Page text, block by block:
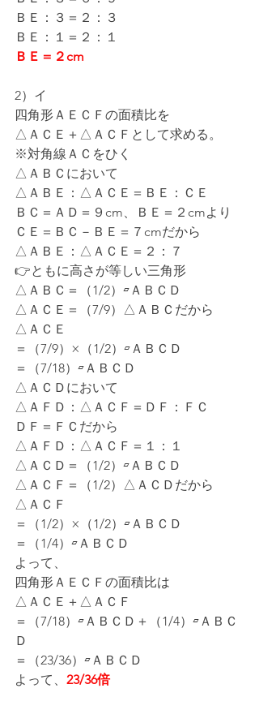
ＢＥ：３＝２：３
ＢＥ：１＝２：１
ＢＥ＝２cm
2）イ
四角形ＡＥＣＦの面積比を
△ＡＣＥ＋△ＡＣＦとして求める。
※対角線ＡＣをひく
△ＡＢＣにおいて
△ＡＢＥ：△ＡＣＥ＝ＢＥ：ＣＥ
ＢＣ＝ＡＤ＝９cm、ＢＥ＝２cmより
ＣＥ＝ＢＣ－ＢＥ＝７cmだから
△ＡＢＥ：△ＡＣＥ＝２：７
👉ともに高さが等しい三角形
△ＡＢＣ＝（1/2）▱ＡＢＣＤ
△ＡＣＥ＝（7/9）△ＡＢＣだから
△ＡＣＥ
＝（7/9）×（1/2）▱ＡＢＣＤ
＝（7/18）▱ＡＢＣＤ
△ＡＣＤにおいて
△ＡＦＤ：△ＡＣＦ＝ＤＦ：ＦＣ
ＤＦ＝ＦＣだから
△ＡＦＤ：△ＡＣＦ＝１：１
△ＡＣＤ＝（1/2）▱ＡＢＣＤ
△ＡＣＦ＝（1/2）△ＡＣＤだから
△ＡＣＦ
＝（1/2）×（1/2）▱ＡＢＣＤ
＝（1/4）▱ＡＢＣＤ
よって、
四角形ＡＥＣＦの面積比は
△ＡＣＥ＋△ＡＣＦ
＝（7/18）▱ＡＢＣＤ＋（1/4）▱ＡＢＣ
Ｄ
＝（23/36）▱ＡＢＣＤ
よって、 23/36倍